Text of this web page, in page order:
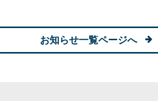
お知らせ一覧ページへ